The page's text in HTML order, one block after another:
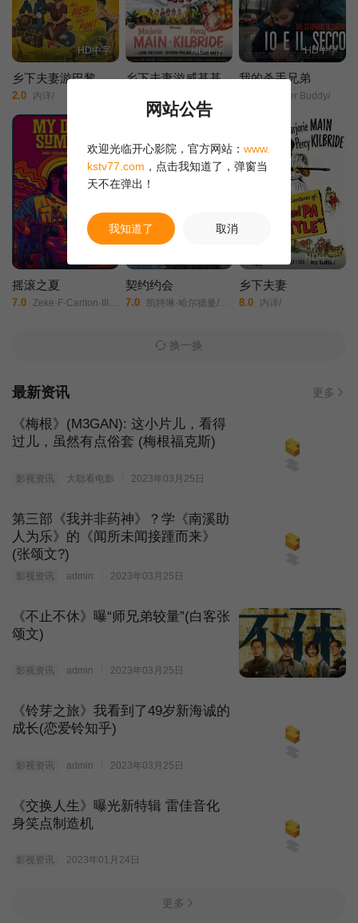
HD中字
乡下夫妻游巴黎
2.0 内详/
HD中字
乡下夫妻游威基基
HD中字
我的杀手兄弟
My Killer Buddy/
摇滚之夏
7.0 Zeke·F·Carlton·III/Paul·Stenerson/Ashlee·Buchanan/
契约约会
7.0 凯特琳·哈尔德曼/艾丽尔·塔图姆/Abidzar·Al·Ghifari/
HD中字
乡下夫妻
8.0 内详/
换一换
最新资讯 更多
《梅根》(M3GAN): 这小片儿，看得
过儿，虽然有点俗套 (梅根福克斯)
影视资讯 大聪看电影 2023年03月25日
第三部《我并非药神》？学《南溪助
人为乐》的《闻所未闻接踵而来》
(张颂文?)
影视资讯 admin 2023年03月25日
《不止不休》曝“师兄弟较量”(白客张
颂文)
影视资讯 admin 2023年03月25日
《铃芽之旅》我看到了49岁新海诚的
成长(恋爱铃知乎)
影视资讯 admin 2023年03月25日
《交换人生》曝光新特辑 雷佳音化
身笑点制造机
影视资讯 2023年01月24日
更多
网站公告
欢迎光临开心影院，官方网站： www.
kstv77.com ，点击我知道了，弹窗当
天不在弹出！
我知道了 取消